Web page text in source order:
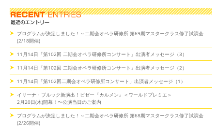
プログラムが決定しました！～二期会オペラ研修所 第69期マスタークラス修了試演会
(2/18開催)
11月14日「第102回 二期会オペラ研修所コンサート」出演者メッセージ（3）
11月14日「第102回 二期会オペラ研修所コンサート」出演者メッセージ（2）
11月14日「第102回二期会オペラ研修所コンサート」出演者メッセージ（1）
イリーナ・ブルック新演出！ビゼー『カルメン』＜ワールドプレミエ＞
2月20日(木)開幕！〜公演当日のご案内
プログラムが決定しました！～二期会オペラ研修所 第68期マスタークラス修了試演会
(2/26開催)